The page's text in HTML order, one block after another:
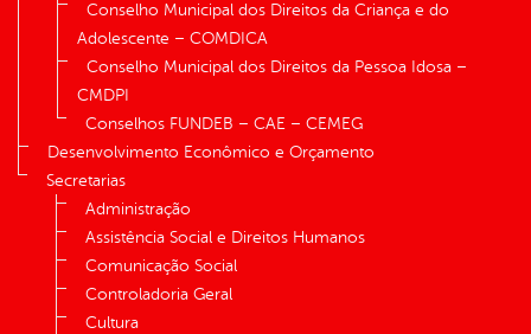
Conselho Municipal dos Direitos da Criança e do
Adolescente – COMDICA
Conselho Municipal dos Direitos da Pessoa Idosa –
CMDPI
Conselhos FUNDEB – CAE – CEMEG
Desenvolvimento Econômico e Orçamento
Secretarias
Administração
Assistência Social e Direitos Humanos
Comunicação Social
Controladoria Geral
Cultura